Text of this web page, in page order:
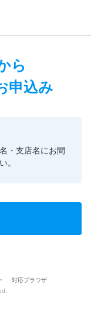
ら
申込み
・支店名にお間
。
対応ブラウザ